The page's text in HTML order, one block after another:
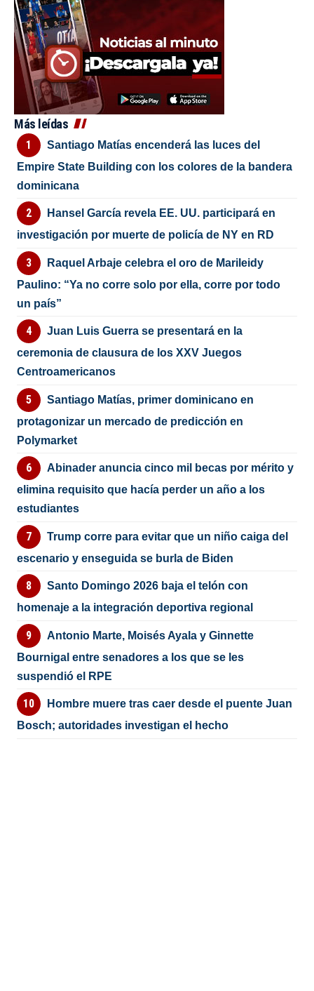
Más leídas
Santiago Matías encenderá las luces del
Empire State Building con los colores de la bandera
dominicana
Hansel García revela EE. UU. participará en
investigación por muerte de policía de NY en RD
Raquel Arbaje celebra el oro de Marileidy
Paulino: “Ya no corre solo por ella, corre por todo
un país”
Juan Luis Guerra se presentará en la
ceremonia de clausura de los XXV Juegos
Centroamericanos
Santiago Matías, primer dominicano en
protagonizar un mercado de predicción en
Polymarket
Abinader anuncia cinco mil becas por mérito y
elimina requisito que hacía perder un año a los
estudiantes
Trump corre para evitar que un niño caiga del
escenario y enseguida se burla de Biden
Santo Domingo 2026 baja el telón con
homenaje a la integración deportiva regional
Antonio Marte, Moisés Ayala y Ginnette
Bournigal entre senadores a los que se les
suspendió el RPE
Hombre muere tras caer desde el puente Juan
Bosch; autoridades investigan el hecho